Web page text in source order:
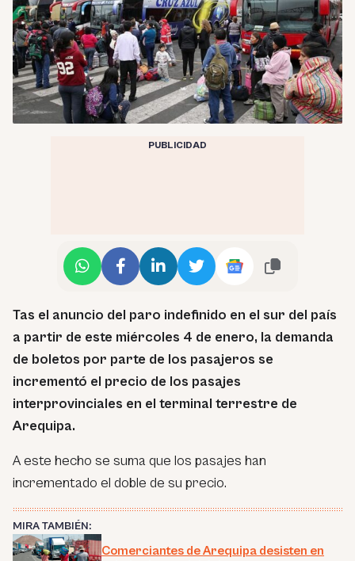
PUBLICIDAD
Tas el anuncio del paro indefinido en el sur del país
a partir de este miércoles 4 de enero, la demanda
de boletos por parte de los pasajeros se
incrementó el precio de los pasajes
interprovinciales en el terminal terrestre de
Arequipa.
A este hecho se suma que los pasajes han
incrementado el doble de su precio.
MIRA TAMBIÉN:
Comerciantes de Arequipa desisten en